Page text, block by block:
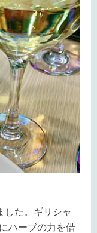
した。ギリシャ
ハーブの力を借